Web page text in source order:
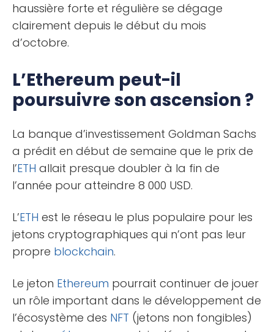
haussière forte et régulière se dégage
clairement depuis le début du mois
d’octobre.
L’Ethereum peut-il
poursuivre son ascension ?
La banque d’investissement Goldman Sachs
a prédit en début de semaine que le prix de
l’ETH allait presque doubler à la fin de
l’année pour atteindre 8 000 USD.
L’ETH est le réseau le plus populaire pour les
jetons cryptographiques qui n’ont pas leur
propre blockchain.
Le jeton Ethereum pourrait continuer de jouer
un rôle important dans le développement de
l’écosystème des NFT (jetons non fongibles)